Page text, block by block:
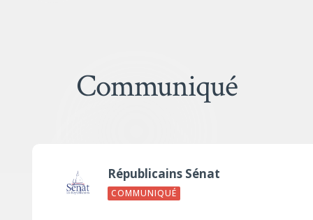
Communiqué
Républicains Sénat
COMMUNIQUÉ